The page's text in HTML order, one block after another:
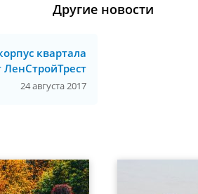
Другие новости
квартала
24 августа 2017